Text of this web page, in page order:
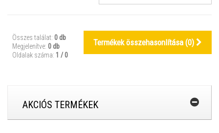
Összes találat: 0 db
Megjelenítve: 0 db
Oldalak száma: 1 / 0
Termékek összehasonlítása (0)
AKCIÓS TERMÉKEK